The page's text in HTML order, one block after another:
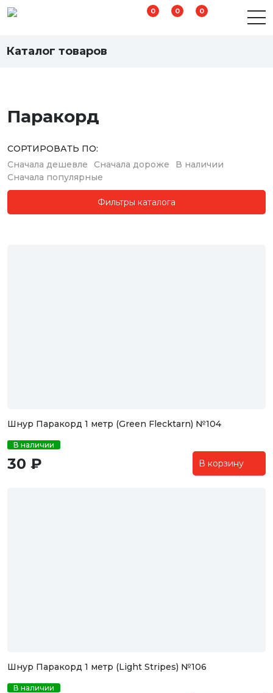
0 0 0
Каталог товаров
Паракорд
СОРТИРОВАТЬ ПО:
Сначала дешевле
Сначала дороже
В наличии
Сначала популярные
Фильтры каталога
Шнур Паракорд 1 метр (Green Flecktarn) №104
В наличии
30 ₽ В корзину
Шнур Паракорд 1 метр (Light Stripes) №106
В наличии